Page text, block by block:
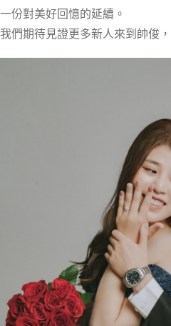
一份對美好回憶的延續。
我們期待見證更多新人來到帥俊